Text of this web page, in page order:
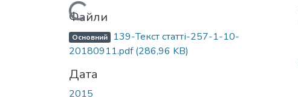
Вантажиться...
Файли
Основний 139-Текст статті-257-1-10-
20180911.pdf(286,96 KB)
Дата
2015